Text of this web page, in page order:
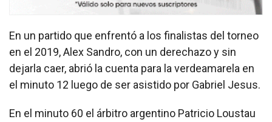
En un partido que enfrentó a los finalistas del torneo
en el 2019, Alex Sandro, con un derechazo y sin
dejarla caer, abrió la cuenta para la verdeamarela en
el minuto 12 luego de ser asistido por Gabriel Jesus.
En el minuto 60 el árbitro argentino Patricio Loustau